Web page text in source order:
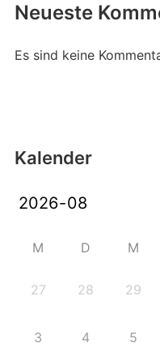
Neueste
Es sind keine
Kalender
M D M
27 28 29
3 4 5